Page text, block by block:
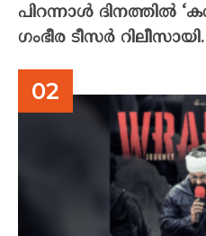
പിറന്നാൾ ദിനത്തിൽ
ഗംഭീര ടീസർ റിലീസായി.